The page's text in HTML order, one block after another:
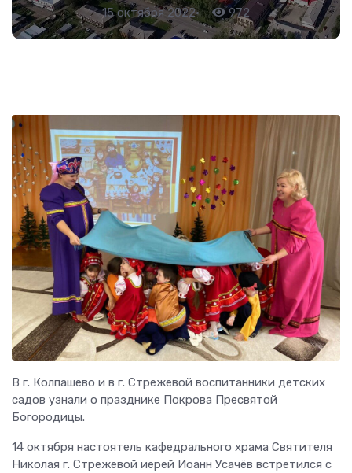
15 октября 2022• 972
В г. Колпашево и в г. Стрежевой воспитанники детских
садов узнали о празднике Покрова Пресвятой
Богородицы.
14 октября настоятель кафедрального храма Святителя
Николая г. Стрежевой иерей Иоанн Усачёв встретился с